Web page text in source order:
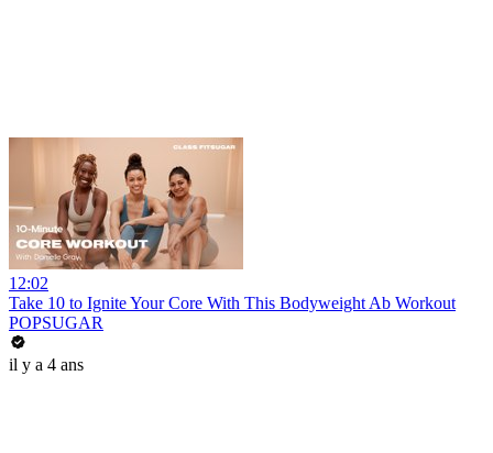
12:02
Take 10 to Ignite Your Core With This Bodyweight Ab Workout
POPSUGAR
il y a 4 ans